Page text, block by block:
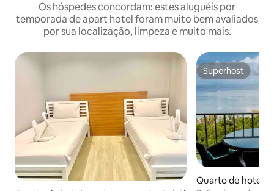
Os hóspedes concordam: estes aluguéis por
temporada de apart hotel foram muito bem avaliados
por sua localização, limpeza e muito mais.
Superhost
Superhost
Quarto de hotel ⋅